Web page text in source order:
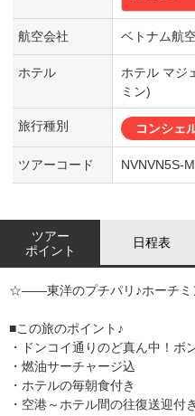
航空会社 ベトナム航
ホテル
ホテル マジ
ミン)
旅行種別 コンシェ
ツアーコード NVNVN5S-
ツアー
ポイント
日程表
☆――東洋のプチパリ♪ホーチ
■この旅のポイント♪
・ドンコイ通りのど真ん中！ボ
・燃油サーチャージ込
・ホテルの毎朝食付き
・空港～ホテル間の往復送迎付き